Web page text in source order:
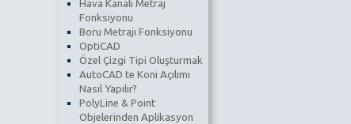
Hava Kanalı Metraj
Fonksiyonu
Boru Metrajı Fonksiyonu
OptiCAD
Özel Çizgi Tipi Oluşturmak
AutoCAD te Koni Açılımı
Nasıl Yapılır?
PolyLine & Point
Objelerinden Aplikasyon